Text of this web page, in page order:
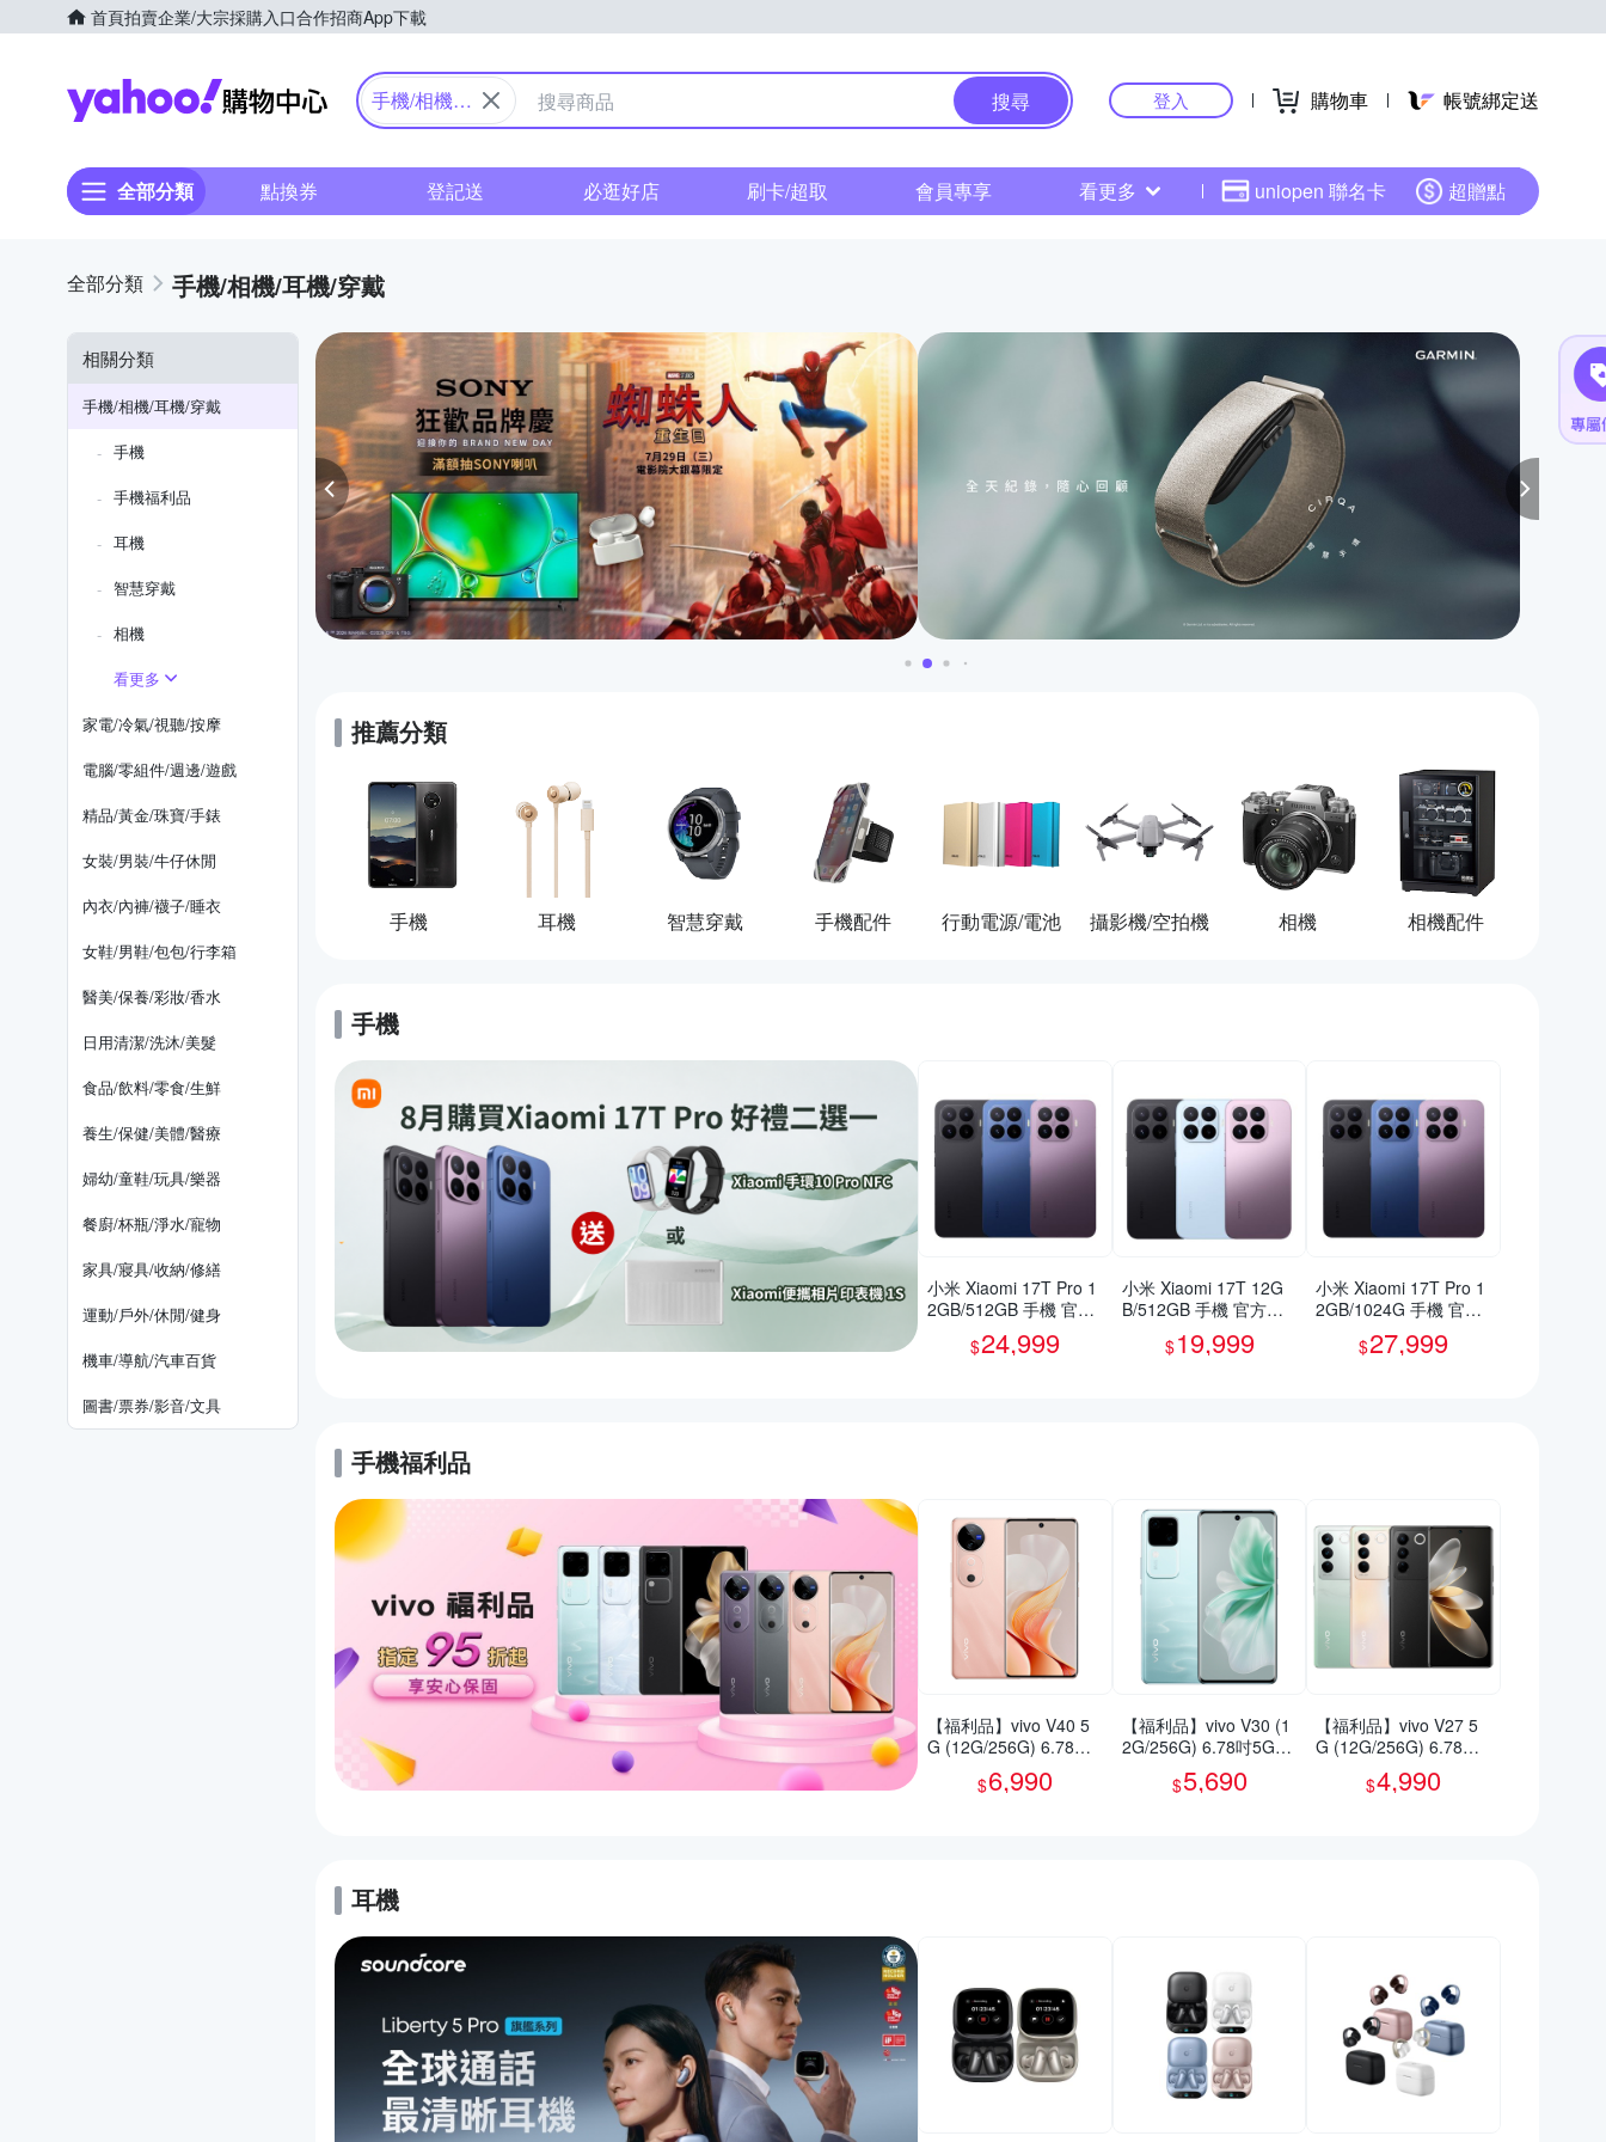
首頁拍賣企業/大宗採購入口合作招商App下載
Yahoo購物中心
手機/相機/
搜尋 登入 購物車 帳號綁定送
全部分類 點換券 登記送 必逛好店 刷卡/超取 會員專享 看更多 uniopen 聯名卡 超贈點
手機/相機/耳機/穿戴
相關分類
手機/相機/耳機/穿戴
手機
手機福利品
耳機
智慧穿戴
相機
看更多
家電/冷氣/視聽/按摩
電腦/零組件/週邊/遊戲
精品/黃金/珠寶/手錶
女裝/男裝/牛仔休閒
內衣/內褲/襪子/睡衣
女鞋/男鞋/包包/行李箱
醫美/保養/彩妝/香水
日用清潔/洗沐/美髮
食品/飲料/零食/生鮮
養生/保健/美體/醫療
婦幼/童鞋/玩具/樂器
餐廚/杯瓶/淨水/寵物
家具/寢具/收納/修繕
運動/戶外/休閒/健身
機車/導航/汽車百貨
圖書/票券/影音/文具
推薦分類
手機 耳機 智慧穿戴 手機配件 行動電源/電池 攝影機/空拍機 相機 相機配件
手機
小米 Xiaomi 17T Pro 1
2GB/512GB 手機 官方
$24,999
小米 Xiaomi 17T 12G
B/512GB 手機 官方旗
$19,999
小米 Xiaomi 17T Pro 1
2GB/1024G 手機 官方
$27,999
手機福利品
【福利品】vivo V40 5
G (12G/256G) 6.78吋
智慧型手機(9成新)
$6,990
【福利品】vivo V30 (1
2G/256G) 6.78吋5G智
慧型手機(9成新)
$5,690
【福利品】vivo V27 5
G (12G/256G) 6.78吋
智慧型手機(9成新)
$4,990
耳機